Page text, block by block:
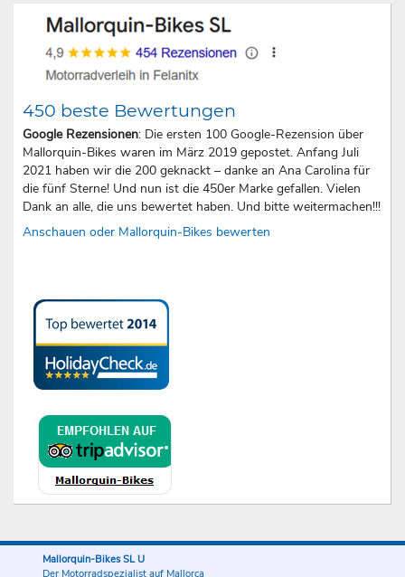
450 beste Bewertungen
Google Rezensionen: Die ersten 100 Google-Rezension über
Mallorquin-Bikes waren im März 2019 gepostet. Anfang Juli
2021 haben wir die 200 geknackt – danke an Ana Carolina für
die fünf Sterne! Und nun ist die 450er Marke gefallen. Vielen
Dank an alle, die uns bewertet haben. Und bitte weitermachen!!!
Anschauen oder Mallorquin-Bikes bewerten
Mallorquin-Bikes SL U
Der Motorradspezialist auf Mallorca